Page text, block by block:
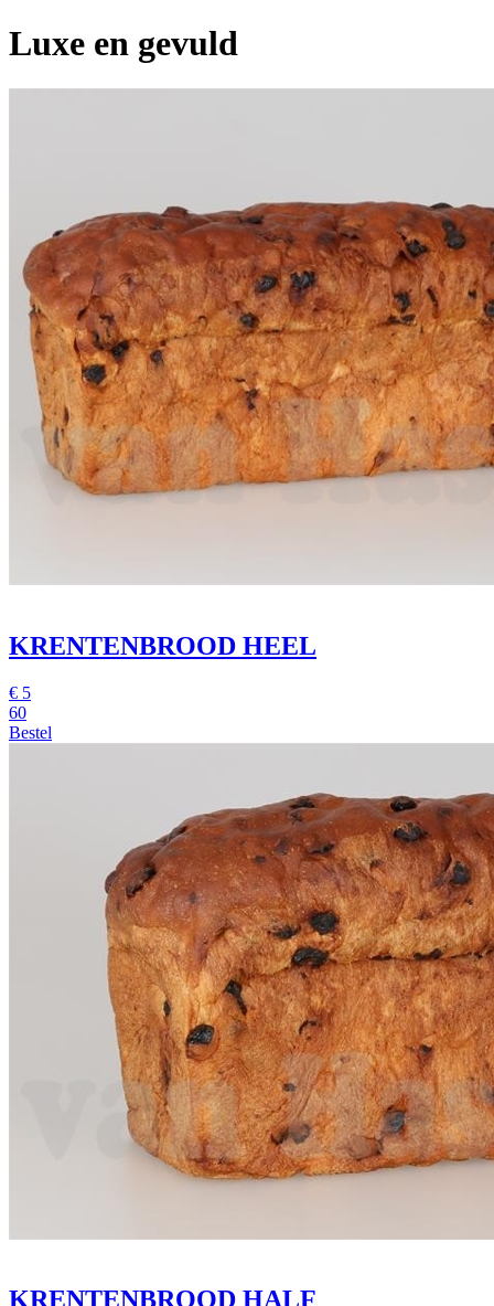
Luxe en gevuld
KRENTENBROOD HEEL
€ 5
60
Bestel
KRENTENBROOD HALF